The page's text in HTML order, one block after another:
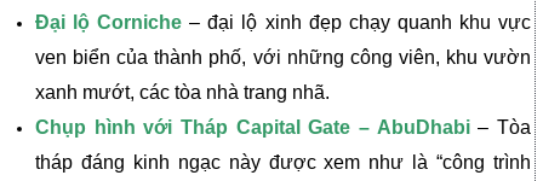
Đại lộ Corniche – đại lộ xinh đẹp chạy quanh khu vực
ven biển của thành phố, với những công viên, khu vườn
xanh mướt, các tòa nhà trang nhã.
Chụp hình với Tháp Capital Gate – AbuDhabi– Tòa
tháp đáng kinh ngạc này được xem như là “công trình